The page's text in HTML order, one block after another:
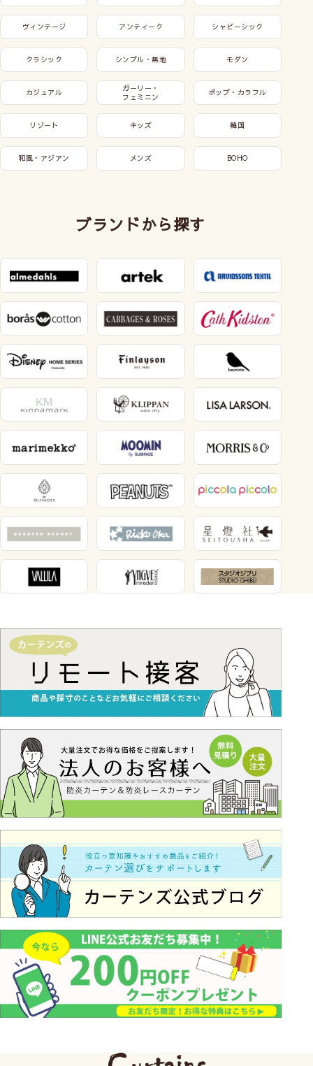
ヴィンテージ アンティーク シャビーシック
クラシック シンプル・無地 モダン
カジュアル
ガーリー・
フェミニン
ポップ・カラフル
リゾート キッズ 韓国
和風・アジアン メンズ BOHO
ブランドから探す